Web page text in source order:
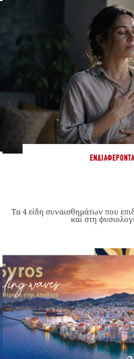
ΕΝΔΙΑΦΈΡΟΝΤΑ
Τα 4 είδη συναισθημάτων που
και στη